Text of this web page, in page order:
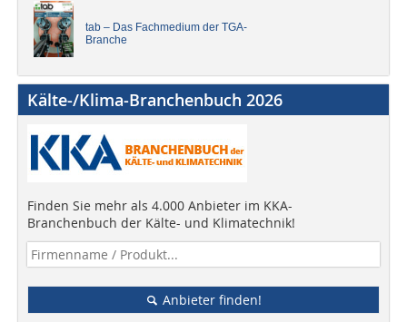
tab – Das Fachmedium der TGA-
Branche
Kälte-/Klima-Branchenbuch 2026
Finden Sie mehr als 4.000 Anbieter im KKA-
Branchenbuch der Kälte- und Klimatechnik!
Anbieter finden!